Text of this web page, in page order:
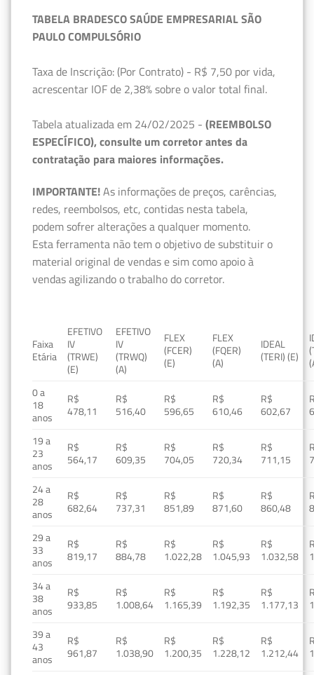
TABELA BRADESCO SAÚDE EMPRESARIAL SÃO
PAULO COMPULSÓRIO
Taxa de Inscrição: (Por Contrato) - R$ 7,50 por vida,
acrescentar IOF de 2,38% sobre o valor total final.
Tabela atualizada em 24/02/2025 - (REEMBOLSO
ESPECÍFICO), consulte um corretor antes da
contratação para maiores informações.
IMPORTANTE!As informações de preços, carências,
redes, reembolsos, etc, contidas nesta tabela,
podem sofrer alterações a qualquer momento.
Esta ferramenta não tem o objetivo de substituir o
material original de vendas e sim como apoio à
vendas agilizando o trabalho do corretor.
Faixa
Etária
EFETIVO
IV
(TRWE)
(E)
EFETIVO
IV
(TRWQ)
(A)
FLEX
(FCER)
(E)
FLEX
(FQER)
(A)
IDEAL
(TERI) (E)
0 a
18
anos
R$
478,11
R$
516,40
R$
596,65
R$
610,46
R$
602,67
19 a
23
anos
R$
564,17
R$
609,35
R$
704,05
R$
720,34
R$
711,15
24 a
28
anos
R$
682,64
R$
737,31
R$
851,89
R$
871,60
R$
860,48
29 a
33
anos
R$
819,17
R$
884,78
R$
1.022,28
R$
1.045,93
R$
1.032,58
34 a
38
anos
R$
933,85
R$
1.008,64
R$
1.165,39
R$
1.192,35
R$
1.177,13
39 a
43
anos
R$
961,87
R$
1.038,90
R$
1.200,35
R$
1.228,12
R$
1.212,44